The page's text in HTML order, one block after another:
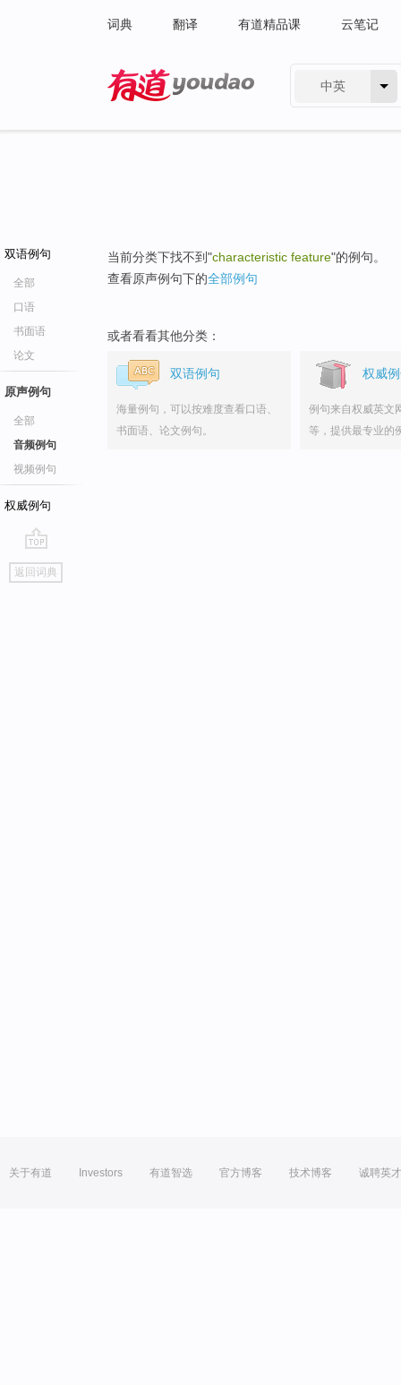
词典 翻译 有道精品课 云笔记
中英
双语例句
全部
口语
书面语
论文
原声例句
全部
音频例句
视频例句
权威例句
go
top
返回词典
当前分类下找不到"characteristic feature"的例句。
查看原声例句下的全部例句
或者看看其他分类：
双语例句
海量例句，可以按难度查看口语、
书面语、论文例句。
权威
例句来自权威英文
等，提供最专业的
关于有道 Investors 有道智选 官方博客 技术博客 诚聘英才